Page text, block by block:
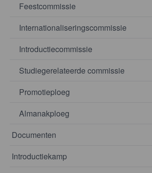
Feestcommissie
Internationaliseringscommissie
Introductiecommissie
Studiegerelateerde commissie
Promotieploeg
Almanakploeg
Documenten
Introductiekamp